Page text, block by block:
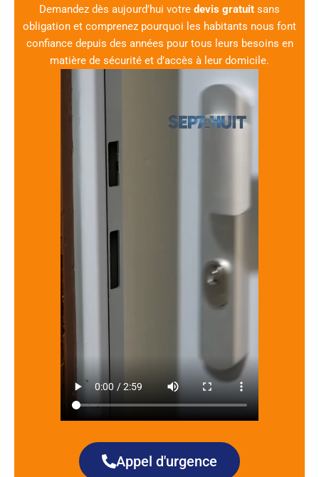
Demandez dès aujourd’hui votre devis gratuit sans
obligation et comprenez pourquoi les habitants nous font
confiance depuis des années pour tous leurs besoins en
matière de sécurité et d’accès à leur domicile.
Appel d'urgence